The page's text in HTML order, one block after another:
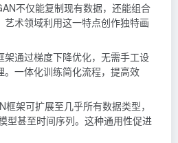
不仅能复制现有数据，还能组合
艺术领域利用这一特点创作独特画
架通过梯度下降优化，无需手工设
。一体化训练简化流程，提高效
框架可扩展至几乎所有数据类型，
型甚至时间序列。这种通用性促进